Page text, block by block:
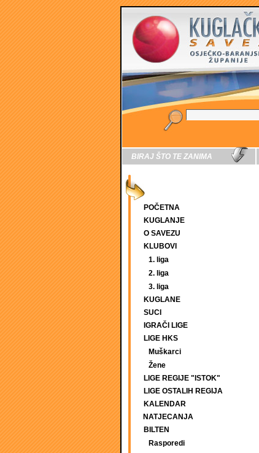
BIRAJ ŠTO TE ZANIMA
POČETNA
KUGLANJE
O SAVEZU
KLUBOVI
1. liga
2. liga
3. liga
KUGLANE
SUCI
IGRAČI LIGE
LIGE HKS
Muškarci
Žene
LIGE REGIJE "ISTOK"
LIGE OSTALIH REGIJA
KALENDAR
NATJECANJA
BILTEN
Rasporedi